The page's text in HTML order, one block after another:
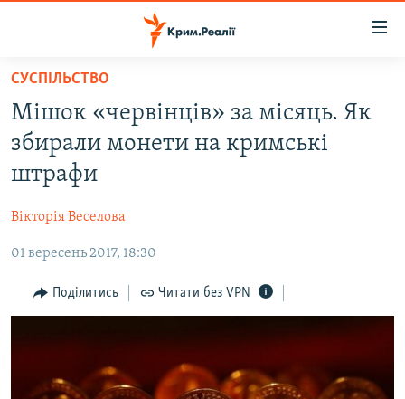
Перейти
основного
матеріалу
Перейти
до
основної
навігації
Перейти
пошуку
ВОДА.КРИМ
ВІДЕО ТА ФОТО
БЛОГИ
ПОГЛЯД
ІНТЕРВ'Ю
ДЕПОРТАЦІЯ
ЯК ОБІЙТИ БЛОКУВАННЯ
СУСПІЛЬСТВО
Мішок «червінців» за місяць. Як
збирали монети на кримські
штрафи
Вікторія Веселова
01 вересень 2017, 18:30
Поділитись Читати без VPN